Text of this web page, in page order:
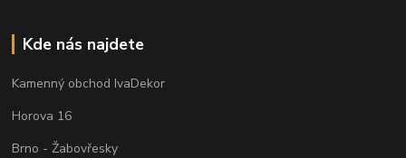
Kde nás najdete
Kamenný obchod IvaDekor
Horova 16
Brno - Žabovřesky